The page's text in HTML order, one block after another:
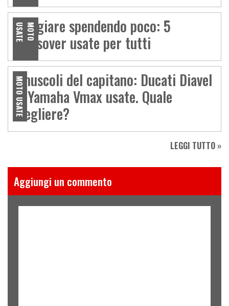
M
O
T
O
U
S
A
T
E
Viaggiare spendendo poco: 5
crossover usate per tutti
MOTO USATE
I muscoli del capitano: Ducati Diavel
vs Yamaha Vmax usate. Quale
scegliere?
LEGGI TUTTO »
Aggiungi un commento